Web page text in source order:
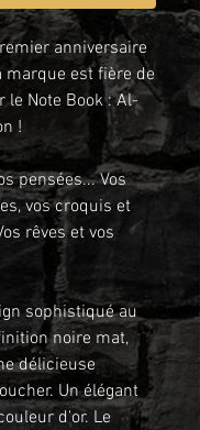
anniversaire
marque est fière de
le Note Book : Al-
!
pensées... Vos
vos croquis et
rêves et vos
sophistiqué au
noire mat,
délicieuse
Un élégant
d'or. Le